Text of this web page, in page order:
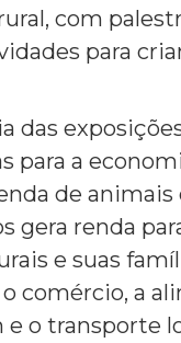
com
para
das
para a
de
gera renda
e suas
comércio, a
e o transporte